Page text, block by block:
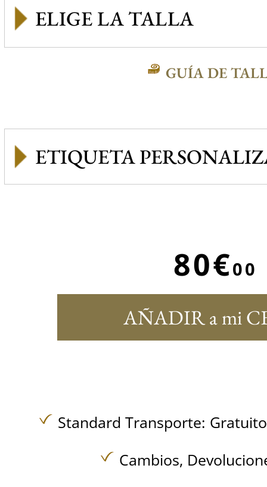
GUÍA DE
ETIQUETA
80€00
AÑADIR a mi
Standard Transporte:
Cambios,